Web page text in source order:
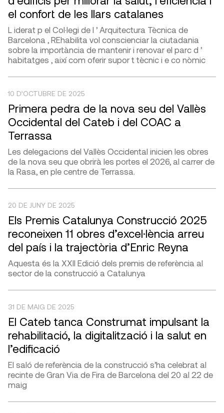
el confort de les llars catalanes
L iderat p el Col·legi de l ’ Arquitectura Tècnica de
Barcelona , REhabilita vol conscienciar la ciutadania
sobre la importància de mantenir i renovar el parc d ’
habitatges , així com oferir supor t tècnic i e co nòmic
10 D’OCTUBRE DE 2025
Primera pedra de la nova seu del Vallès
Occidental del Cateb i del COAC a
Terrassa
Les delegacions del Vallès Occidental inicien les obres
de la nova seu que obrirà les portes el 2026, al carrer de
la Rasa, en ple centre de Terrassa.
20 DE JUNY DE 2025
Els Premis Catalunya Construcció 2025
reconeixen 11 obres d’excel·lència arreu
del país i la trajectòria d’Enric Reyna
Aquesta és la XXII Edició dels premis de referència al
sector de la construcció a Catalunya
31 DE MAIG DE 2025
El Cateb tanca Construmat impulsant la
rehabilitació, la digitalització i la salut en
l’edificació
El saló de referència de la construcció s’ha celebrat al
recinte de Gran Via de Fira de Barcelona del 20 al 22 de
maig